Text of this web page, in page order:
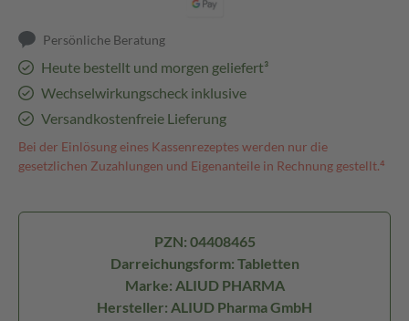
Persönliche Beratung
Heute bestellt und morgen geliefert³
Wechselwirkungscheck inklusive
Versandkostenfreie Lieferung
Bei der Einlösung eines Kassenrezeptes werden nur die
gesetzlichen Zuzahlungen und Eigenanteile in Rechnung gestellt.⁴
PZN: 04408465
Darreichungsform: Tabletten
Marke: ALIUD PHARMA
Hersteller: ALIUD Pharma GmbH